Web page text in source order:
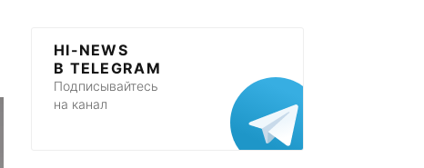
HI-NEWS
В TELEGRAM
Подписывайтесь
на канал